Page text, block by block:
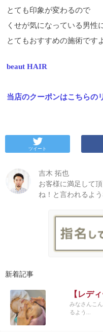
とても印象が変わるので
くせが気になっている男性
とてもおすすめの施術です
beaut HAIR
当店のクーポンはこちらの
ツイート
吉木 拓也
お客様に満足して
ね！と言われるよ
新着記事
みなさんこ
るよう...